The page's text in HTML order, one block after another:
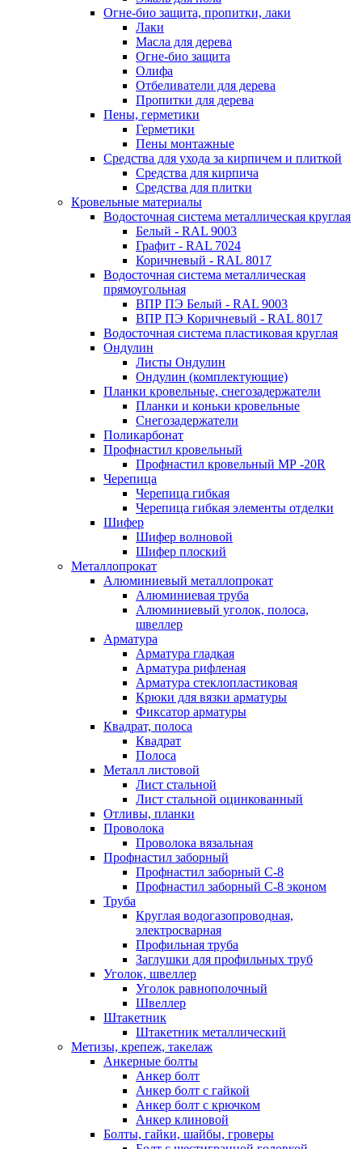
Огне-био защита, пропитки, лаки
Лаки
Масла для дерева
Огне-био защита
Олифа
Отбеливатели для дерева
Пропитки для дерева
Пены, герметики
Герметики
Пены монтажные
Средства для ухода за кирпичем и плиткой
Средства для кирпича
Средства для плитки
Кровельные материалы
Водосточная система металлическая круглая
Белый - RAL 9003
Графит - RAL 7024
Коричневый - RAL 8017
Водосточная система металлическая
прямоугольная
ВПР ПЭ Белый - RAL 9003
ВПР ПЭ Коричневый - RAL 8017
Водосточная система пластиковая круглая
Ондулин
Листы Ондулин
Ондулин (комплектующие)
Планки кровельные, снегозадержатели
Планки и коньки кровельные
Снегозадержатели
Поликарбонат
Профнастил кровельный
Профнастил кровельный МР -20R
Черепица
Черепица гибкая
Черепица гибкая элементы отделки
Шифер
Шифер волновой
Шифер плоский
Металлопрокат
Алюминиевый металлопрокат
Алюминиевая труба
Алюминиевый уголок, полоса,
швеллер
Арматура
Арматура гладкая
Арматура рифленая
Арматура стеклопластиковая
Крюки для вязки арматуры
Фиксатор арматуры
Квадрат, полоса
Квадрат
Полоса
Металл листовой
Лист стальной
Лист стальной оцинкованный
Отливы, планки
Проволока
Проволока вязальная
Профнастил заборный
Профнастил заборный С-8
Профнастил заборный С-8 эконом
Труба
Круглая водогазопроводная,
электросварная
Профильная труба
Заглушки для профильных труб
Уголок, швеллер
Уголок равнополочный
Швеллер
Штакетник
Штакетник металлический
Метизы, крепеж, такелаж
Анкерные болты
Анкер болт
Анкер болт с гайкой
Анкер болт с крючком
Анкер клиновой
Болты, гайки, шайбы, гроверы